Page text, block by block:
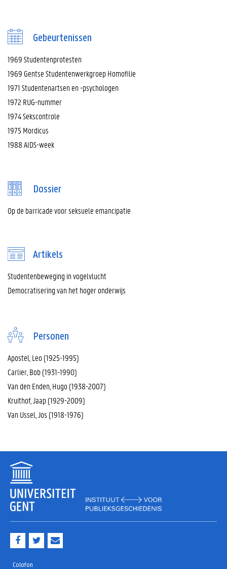
Gebeurtenissen
1969 Studentenprotesten
1969 Gentse Studentenwerkgroep Homofilie
1971 Studentenartsen en -psychologen
1972 RUG-nummer
1974 Sekscontrole
1975 Mordicus
1988 AIDS-week
Dossier
Op de barricade voor seksuele emancipatie
Artikels
Studentenbeweging in vogelvlucht
Democratisering van het hoger onderwijs
Personen
Apostel, Leo (1925-1995)
Carlier, Bob (1931-1990)
Van den Enden, Hugo (1938-2007)
Kruithof, Jaap (1929-2009)
Van Ussel, Jos (1918-1976)
e
Colofon